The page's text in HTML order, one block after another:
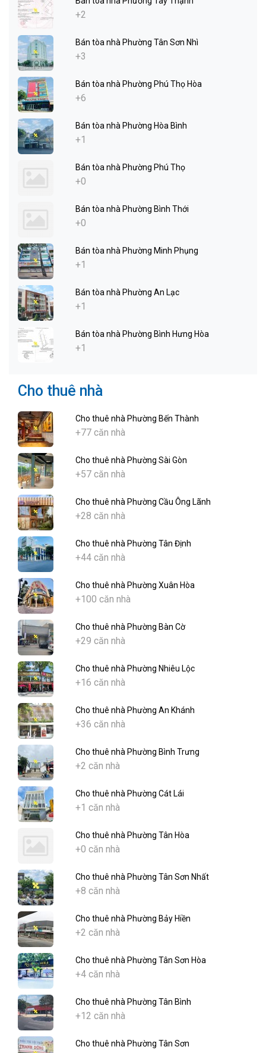
+2
Bán tòa nhà Phường Tân Sơn Nhì
+3
Bán tòa nhà Phường Phú Thọ Hòa
+6
Bán tòa nhà Phường Hòa Bình
+1
Bán tòa nhà Phường Phú Thọ
+0
Bán tòa nhà Phường Bình Thới
+0
Bán tòa nhà Phường Minh Phụng
+1
Bán tòa nhà Phường An Lạc
+1
Bán tòa nhà Phường Bình Hưng Hòa
+1
Cho thuê nhà
Cho thuê nhà Phường Bến Thành
+77 căn nhà
Cho thuê nhà Phường Sài Gòn
+57 căn nhà
Cho thuê nhà Phường Cầu Ông Lãnh
+28 căn nhà
Cho thuê nhà Phường Tân Định
+44 căn nhà
Cho thuê nhà Phường Xuân Hòa
+100 căn nhà
Cho thuê nhà Phường Bàn Cờ
+29 căn nhà
Cho thuê nhà Phường Nhiêu Lộc
+16 căn nhà
Cho thuê nhà Phường An Khánh
+36 căn nhà
Cho thuê nhà Phường Bình Trưng
+2 căn nhà
Cho thuê nhà Phường Cát Lái
+1 căn nhà
Cho thuê nhà Phường Tân Hòa
+0 căn nhà
Cho thuê nhà Phường Tân Sơn Nhất
+8 căn nhà
Cho thuê nhà Phường Bảy Hiền
+2 căn nhà
Cho thuê nhà Phường Tân Sơn Hòa
+4 căn nhà
Cho thuê nhà Phường Tân Bình
+12 căn nhà
Cho thuê nhà Phường Tân Sơn